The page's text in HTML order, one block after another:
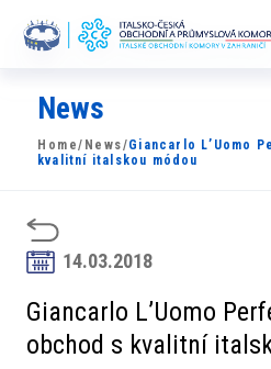
Komora
News
Rozvoj Trhu
Členové
Partneři
News
Home/ News/Giancarlo L’Uomo
kvalitní italskou módou
14.03.2018
Giancarlo L’Uomo
obchod s kvalitní